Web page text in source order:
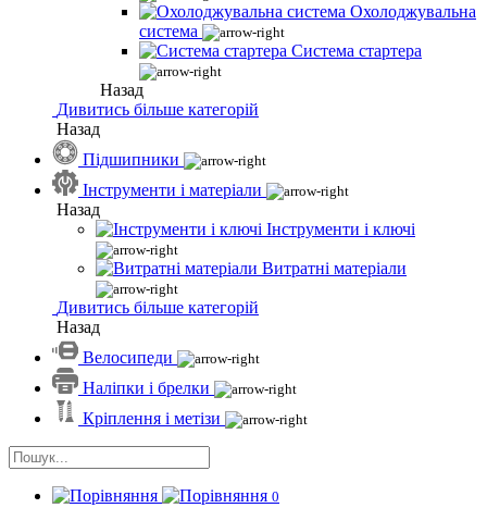
Охолоджувальна
система
Система стартера
Назад
Дивитись більше категорій
Назад
Підшипники
Інструменти і матеріали
Назад
Інструменти і ключі
Витратні матеріали
Дивитись більше категорій
Назад
Велосипеди
Наліпки і брелки
Кріплення і метізи
0